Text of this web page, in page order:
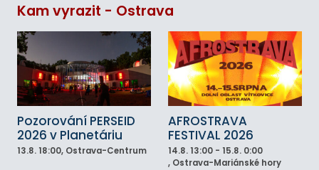
Kam vyrazit - Ostrava
Pozorování PERSEID
2026 v Planetáriu
13.8. 18:00, Ostrava-Centrum
AFROSTRAVA
FESTIVAL 2026
14.8. 13:00 - 15.8. 0:00
, Ostrava-Mariánské hory